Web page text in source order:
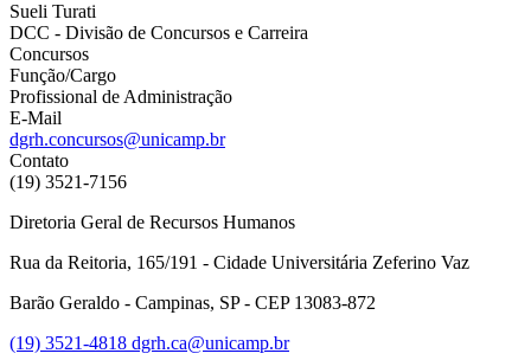
Sueli Turati
DCC - Divisão de Concursos e Carreira
Concursos
Função/Cargo
Profissional de Administração
E-Mail
dgrh.concursos@unicamp.br
Contato
(19) 3521-7156
Diretoria Geral de Recursos Humanos
Rua da Reitoria, 165/191 - Cidade Universitária Zeferino Vaz
Barão Geraldo - Campinas, SP - CEP 13083-872
(19) 3521-4818 dgrh.ca@unicamp.br